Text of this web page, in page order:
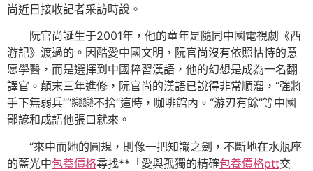
尚近日接收記者采訪時說。
阮官尚誕生于2001年，他的童年是隨同中國電視劇《西
游記》渡過的。因酷愛中國文明，阮官尚沒有依照怙恃的意
愿學醫，而是選擇到中國粹習漢語，他的幻想是成為一名翻
譯官。顛末三年進修，阮官尚的漢語已說得非常順溜，“強將
手下無弱兵”“戀戀不捨”這時，咖啡館內。“游刃有餘”等中國
鄙諺和成語他張口就來。
“來中而她的圓規，則像一把知識之劍，不斷地在水瓶座
的藍光中包養價格尋找**「愛與孤獨的精確包養價格ptt交